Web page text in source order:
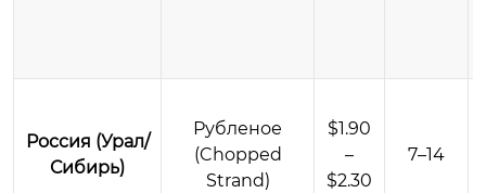
Россия (Урал/
Сибирь)
Рубленое
(Chopped
Strand)
$1.90
–
$2.30
7–14